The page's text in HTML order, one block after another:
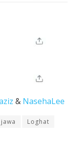
& NasehaLee
jawa
Loghat